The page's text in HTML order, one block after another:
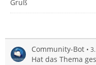
Gruß
Community-Bot
Hat das Thema